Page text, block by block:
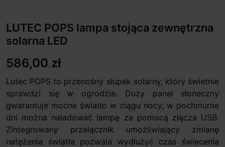
LUTEC POPS lampa stojąca zewnętrzna
solarna LED
586,00 zł
Lutec POPS to przenośny słupek solarny, który świetnie
sprawdzi się w ogrodzie. Duży panel słoneczny
gwarantuje mocne światło w ciągu nocy, w pochmurne
dni można naładować lampę za pomocą złącza USB.
Zintegrowany przełącznik umożliwiający zmianę
natężenia światła pozwala wydłużyć czas świecenia